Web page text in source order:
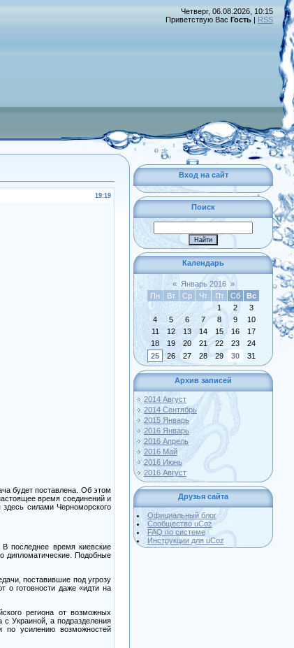
Четверг, 06.08.2026, 10:15
Приветствую Вас Гость | RSS
19:19
будет поставлена. Об этом
время соединений и
силами Черноморского
последнее время киевские
дипломатические. Подобные
поставившие под угрозу
о готовности даже «идти на
региона от возможных
с Украиной, а подразделения
по усилению возможностей
Вход на сайт
Поиск
Календарь
« Январь 2016 »
Пн
Вт Ср Чт Пт Сб
Вс
1
2
3
4
5 6 7 8 9
10
11
12 13 14 15 16
17
18
19 20 21 22 23
24
25
26 27 28 29 30 31
Архив записей
2014 Август
2014 Сентябрь
2015 Январь
2016 Январь
2016 Апрель
2016 Май
2016 Июнь
2016 Август
Друзья сайта
Официальный блог
Сообщество uCoz
FAQ по системе
Инструкции для uCoz